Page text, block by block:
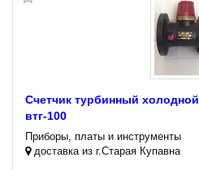
Счетчик турбинный
втг-100
Приборы, платы и инструменты
доставка из г.Старая Купавна